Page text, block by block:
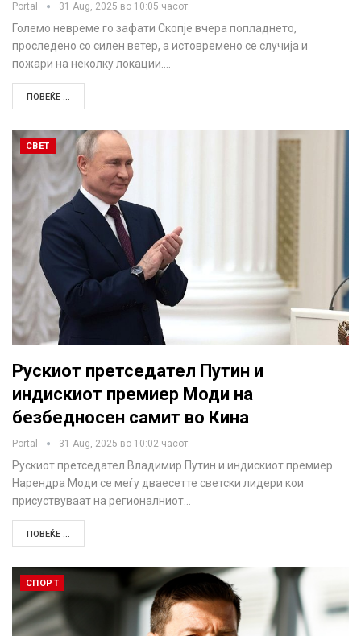
Portal 31 Aug, 2025 во 10:05 часот.
Големо невреме го зафати Скопје вчера попладнето,
проследено со силен ветер, а истовремено се случија и
пожари на неколку локации.…
ПОВЕЌЕ ...
СВЕТ
Рускиот претседател Путин и
индискиот премиер Моди на
безбедносен самит во Кина
Portal 31 Aug, 2025 во 10:02 часот.
Рускиот претседател Владимир Путин и индискиот премиер
Нарендра Моди се меѓу дваесетте светски лидери кои
присуствуваат на регионалниот…
ПОВЕЌЕ ...
СПОРТ